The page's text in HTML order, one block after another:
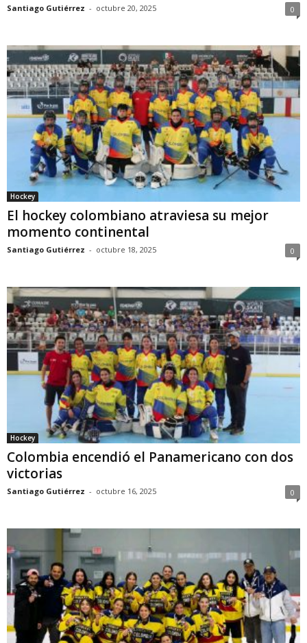
Santiago Gutiérrez - octubre 20, 2025 0
Hockey
El hockey colombiano atraviesa su mejor
momento continental
Santiago Gutiérrez - octubre 18, 2025 0
Hockey
Colombia encendió el Panamericano con dos
victorias
Santiago Gutiérrez - octubre 16, 2025 0